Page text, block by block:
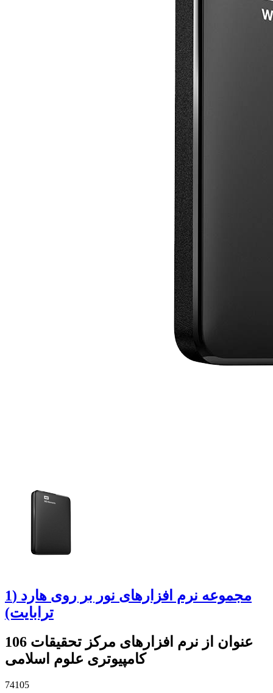
مجموعه نرم افزارهای نور بر روی هارد (1
ترابایت)
106 عنوان از نرم افزارهای مرکز تحقیقات
کامپیوتری علوم اسلامی
74105